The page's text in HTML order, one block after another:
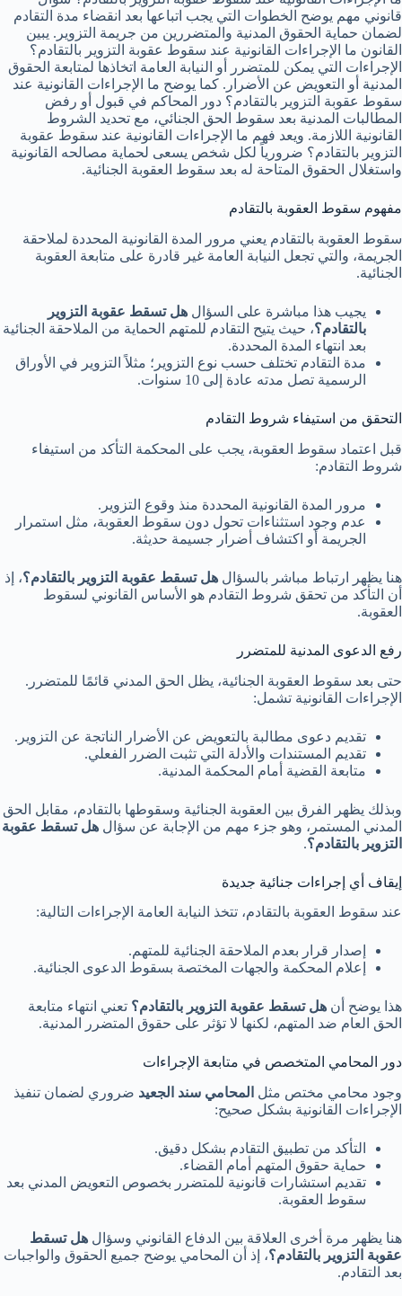
قانوني مهم يوضح الخطوات التي يجب اتباعها بعد انقضاء مدة التقادم
لضمان حماية الحقوق المدنية والمتضررين من جريمة التزوير. يبين
القانون ما الإجراءات القانونية عند سقوط عقوبة التزوير بالتقادم؟
الإجراءات التي يمكن للمتضرر أو النيابة العامة اتخاذها لمتابعة الحقوق
المدنية أو التعويض عن الأضرار. كما يوضح ما الإجراءات القانونية عند
سقوط عقوبة التزوير بالتقادم؟ دور المحاكم في قبول أو رفض
المطالبات المدنية بعد سقوط الحق الجنائي، مع تحديد الشروط
القانونية اللازمة. ويعد فهم ما الإجراءات القانونية عند سقوط عقوبة
التزوير بالتقادم؟ ضرورياً لكل شخص يسعى لحماية مصالحه القانونية
واستغلال الحقوق المتاحة له بعد سقوط العقوبة الجنائية.
مفهوم سقوط العقوبة بالتقادم
سقوط العقوبة بالتقادم يعني مرور المدة القانونية المحددة لملاحقة
الجريمة، والتي تجعل النيابة العامة غير قادرة على متابعة العقوبة
الجنائية.
يجيب هذا مباشرة على السؤال هل تسقط عقوبة التزوير
بالتقادم؟، حيث يتيح التقادم للمتهم الحماية من الملاحقة الجنائية
بعد انتهاء المدة المحددة.
مدة التقادم تختلف حسب نوع التزوير؛ مثلاً التزوير في الأوراق
الرسمية تصل مدته عادة إلى 10 سنوات.
التحقق من استيفاء شروط التقادم
قبل اعتماد سقوط العقوبة، يجب على المحكمة التأكد من استيفاء
شروط التقادم:
مرور المدة القانونية المحددة منذ وقوع التزوير.
عدم وجود استثناءات تحول دون سقوط العقوبة، مثل استمرار
الجريمة أو اكتشاف أضرار جسيمة حديثة.
هنا يظهر ارتباط مباشر بالسؤال هل تسقط عقوبة التزوير بالتقادم؟، إذ
أن التأكد من تحقق شروط التقادم هو الأساس القانوني لسقوط
العقوبة.
رفع الدعوى المدنية للمتضرر
حتى بعد سقوط العقوبة الجنائية، يظل الحق المدني قائمًا للمتضرر.
الإجراءات القانونية تشمل:
تقديم دعوى مطالبة بالتعويض عن الأضرار الناتجة عن التزوير.
تقديم المستندات والأدلة التي تثبت الضرر الفعلي.
متابعة القضية أمام المحكمة المدنية.
وبذلك يظهر الفرق بين العقوبة الجنائية وسقوطها بالتقادم، مقابل الحق
المدني المستمر، وهو جزء مهم من الإجابة عن سؤال هل تسقط عقوبة
التزوير بالتقادم؟.
إيقاف أي إجراءات جنائية جديدة
عند سقوط العقوبة بالتقادم، تتخذ النيابة العامة الإجراءات التالية:
إصدار قرار بعدم الملاحقة الجنائية للمتهم.
إعلام المحكمة والجهات المختصة بسقوط الدعوى الجنائية.
هذا يوضح أن هل تسقط عقوبة التزوير بالتقادم؟ تعني انتهاء متابعة
الحق العام ضد المتهم، لكنها لا تؤثر على حقوق المتضرر المدنية.
دور المحامي المتخصص في متابعة الإجراءات
وجود محامي مختص مثل المحامي سند الجعيد ضروري لضمان تنفيذ
الإجراءات القانونية بشكل صحيح:
التأكد من تطبيق التقادم بشكل دقيق.
حماية حقوق المتهم أمام القضاء.
تقديم استشارات قانونية للمتضرر بخصوص التعويض المدني بعد
سقوط العقوبة.
هنا يظهر مرة أخرى العلاقة بين الدفاع القانوني وسؤال هل تسقط
عقوبة التزوير بالتقادم؟، إذ أن المحامي يوضح جميع الحقوق والواجبات
بعد التقادم.